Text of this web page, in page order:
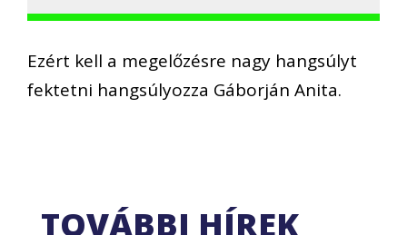
Ezért kell a megelőzésre nagy hangsúlyt
fektetni hangsúlyozza Gáborján Anita.
TOVÁBBI HÍREK